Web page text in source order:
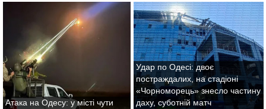
Атака на Одесу: у місті чути
Удар по Одесі: двоє
постраждалих, на стадіоні
«Чорноморець» знесло частину
даху, суботній матч